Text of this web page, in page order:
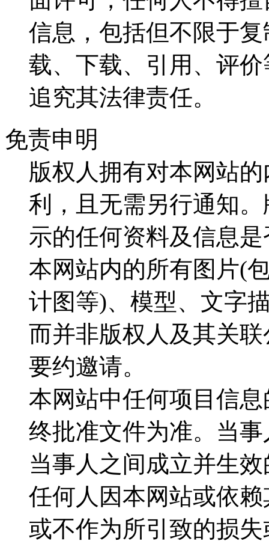
信息，包括但不限于
载、下载、引用、评
追究其法律责任。
免责申明
版权人拥有对本网站
利，且无需另行通知
示的任何资料及信息
本网站内的所有图片(
计图等)、模型、文字
而并非版权人及其关
要约邀请。
本网站中任何项目信
终批准文件为准。当
当事人之间成立并生
任何人因本网站或依
或不作为所引致的损